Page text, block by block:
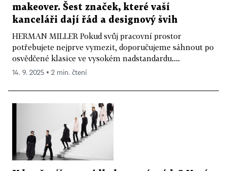
makeover. Šest značek, které vaší
kanceláři dají řád a designový švih
HERMAN MILLER Pokud svůj pracovní prostor
potřebujete nejprve vymezit, doporučujeme sáhnout po
osvědčené klasice ve vysokém nadstandardu....
14. 9. 2025 ▪ 2 min. čtení